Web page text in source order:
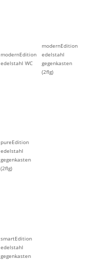
modernEdition
edelstahl WC
modernEdition
edelstahl
gegenkasten
(2flg)
pureEdition
edelstahl
gegenkasten
(2flg)
smartEdition
edelstahl
gegenkasten